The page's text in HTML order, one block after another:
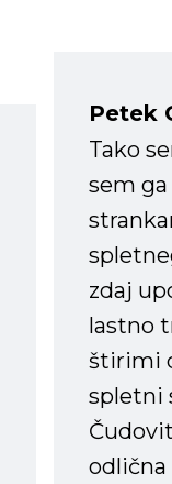
Petek
Tako
sem
zdaj
lastno
štirimi
spletni